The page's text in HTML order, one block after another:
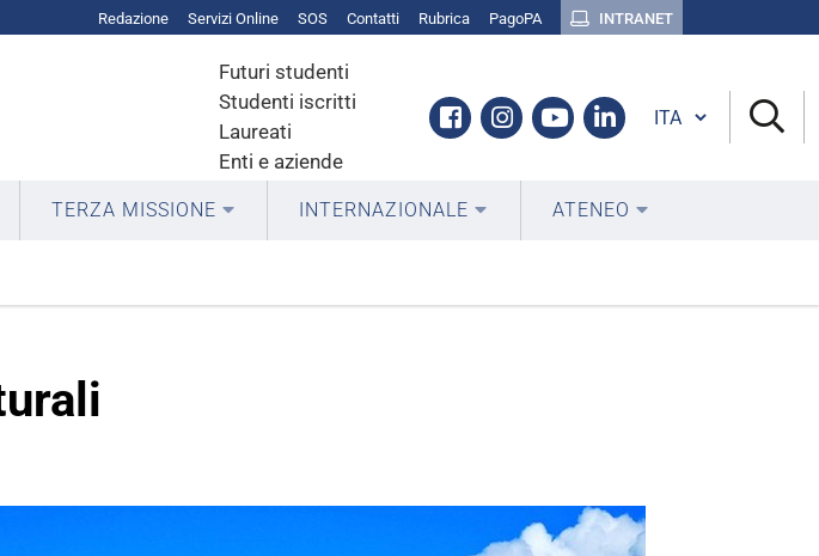
Redazione Servizi Online SOS Contatti Rubrica PagoPA INTRANET
Futuri studenti
Studenti iscritti
Laureati
Enti e aziende
Facebook
Instagram
YoutubeLinkedin
Cambia lingua
TERZA MISSIONE INTERNAZIONALE ATENEO